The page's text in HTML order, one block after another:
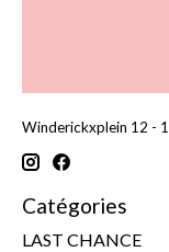
Winderickxplein 12 -
Catégories
LAST CHANCE